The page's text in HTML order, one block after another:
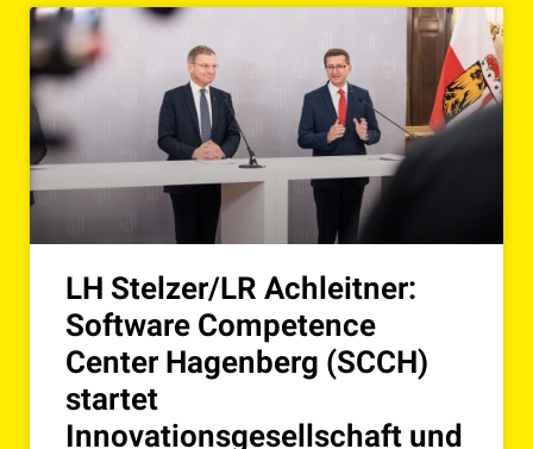
LH Stelzer/LR Achleitner:
Software Competence
Center Hagenberg (SCCH)
startet
Innovationsgesellschaft und